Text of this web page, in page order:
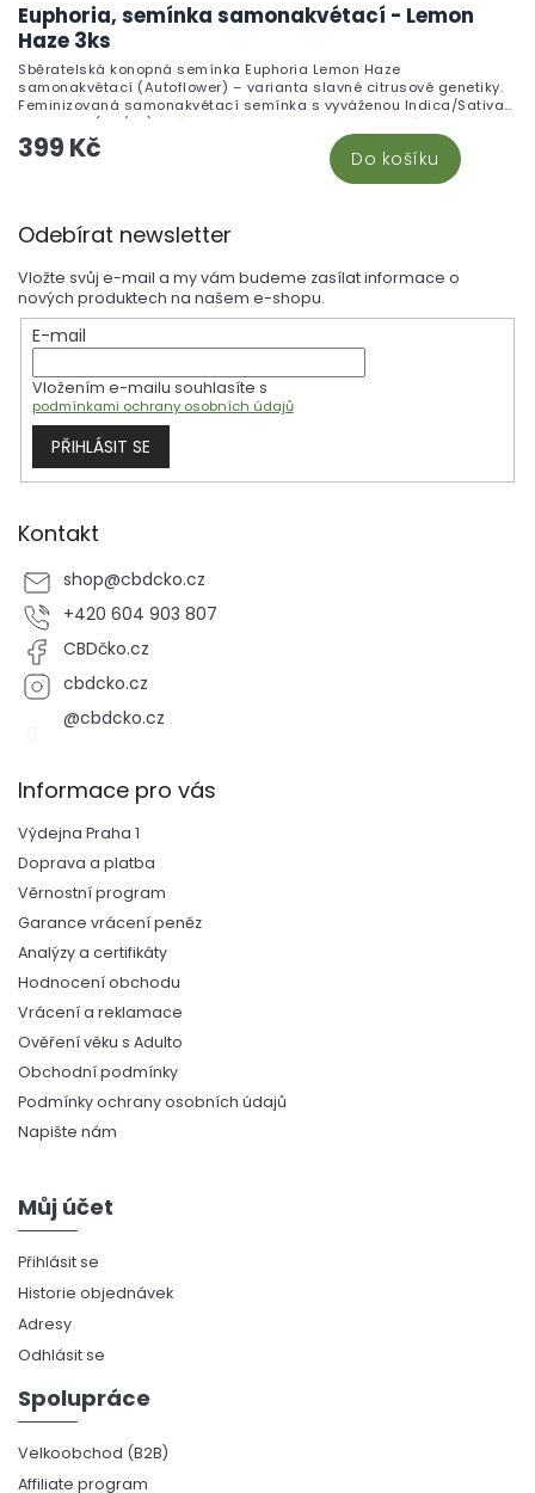
Euphoria, semínka samonakvétací - Lemon
Haze 3ks
399 Kč Do košíku
Sběratelská konopná semínka Euphoria Lemon Haze
samonakvétací (Autoflower) – varianta slavné citrusové genetiky.
Feminizovaná samonakvétací semínka s vyváženou Indica/Sativa
genetikou (60/40). Určena výhradně pro botanické sbírky a
terpenové studium. Není určena k pěstování.
Odebírat newsletter
Vložte svůj e-mail a my vám budeme zasílat informace o
nových produktech na našem e-shopu.
E-mail
Vložením e-mailu souhlasíte s
podmínkami ochrany osobních údajů
PŘIHLÁSIT SE
Kontakt
shop@cbdcko.cz
+420 604 903 807
CBDčko.cz
cbdcko.cz
@cbdcko.cz
Informace pro vás
Výdejna Praha 1
Doprava a platba
Věrnostní program
Garance vrácení peněz
Analýzy a certifikáty
Hodnocení obchodu
Vrácení a reklamace
Ověření věku s Adulto
Obchodní podmínky
Podmínky ochrany osobních údajů
Napište nám
Můj účet
Přihlásit se
Historie objednávek
Adresy
Odhlásit se
Spolupráce
Velkoobchod (B2B)
Affiliate program